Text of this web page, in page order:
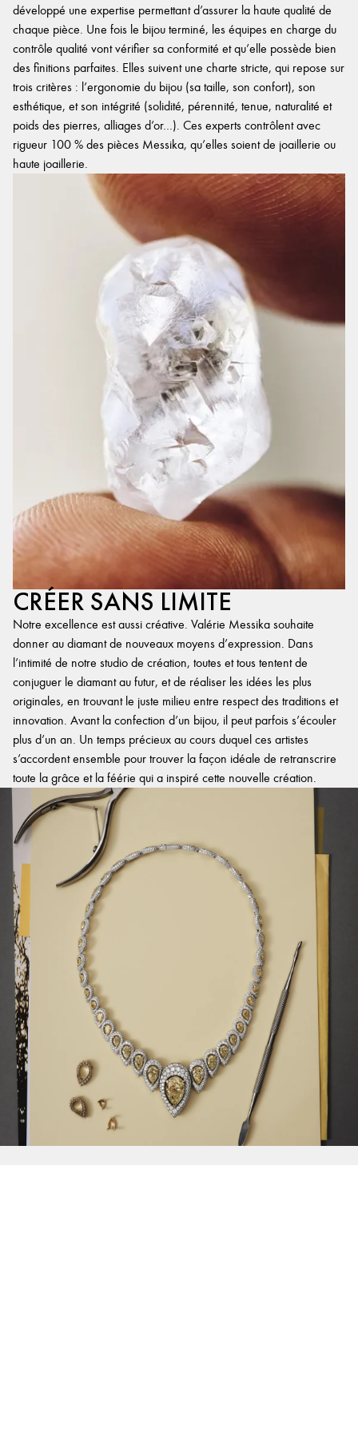
développé une expertise permettant d’assurer la haute qualité de
chaque pièce. Une fois le bijou terminé, les équipes en charge du
contrôle qualité vont vérifier sa conformité et qu’elle possède bien
des finitions parfaites. Elles suivent une charte stricte, qui repose sur
trois critères : l’ergonomie du bijou (sa taille, son confort), son
esthétique, et son intégrité (solidité, pérennité, tenue, naturalité et
poids des pierres, alliages d’or…). Ces experts contrôlent avec
rigueur 100 % des pièces Messika, qu’elles soient de joaillerie ou
haute joaillerie.
CRÉER SANS LIMITE
Notre excellence est aussi créative. Valérie Messika souhaite
donner au diamant de nouveaux moyens d’expression. Dans
l’intimité de notre studio de création, toutes et tous tentent de
conjuguer le diamant au futur, et de réaliser les idées les plus
originales, en trouvant le juste milieu entre respect des traditions et
innovation. Avant la confection d’un bijou, il peut parfois s’écouler
plus d’un an. Un temps précieux au cours duquel ces artistes
s’accordent ensemble pour trouver la façon idéale de retranscrire
toute la grâce et la féérie qui a inspiré cette nouvelle création.